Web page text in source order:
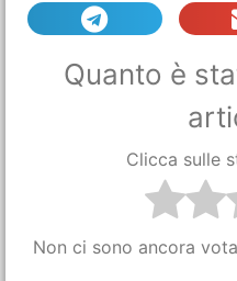
Quanto è
Clicca sulle
Non ci sono ancora